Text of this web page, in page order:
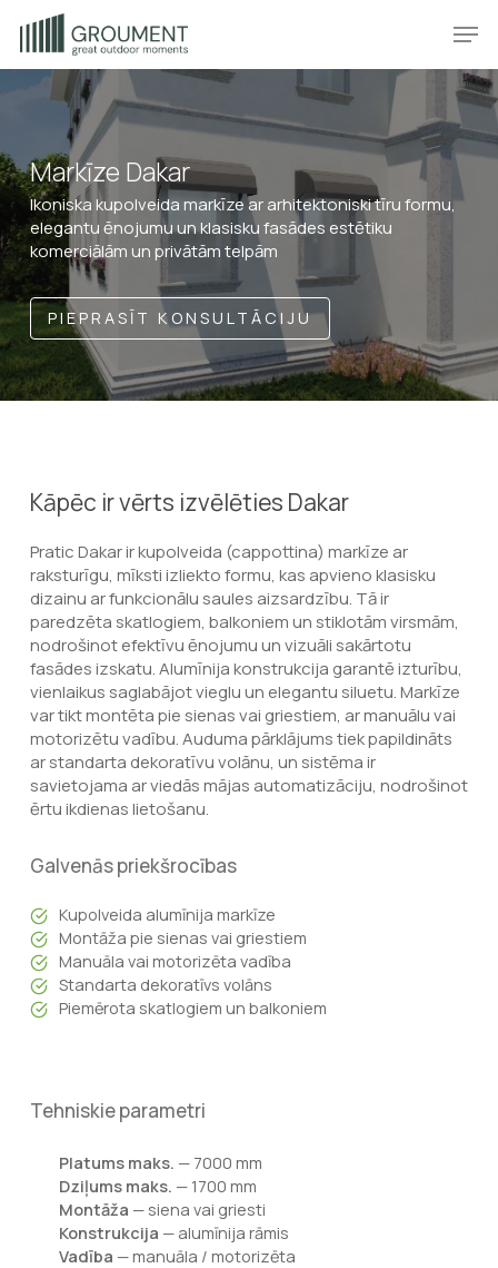
main
content
Markīze Dakar
Ikoniska kupolveida markīze ar arhitektoniski tīru formu,
elegantu ēnojumu un klasisku fasādes estētiku
komerciālām un privātām telpām
PIEPRASĪT KONSULTĀCIJU
Kāpēc ir vērts izvēlēties Dakar
Pratic Dakar ir kupolveida (cappottina) markīze ar
raksturīgu, mīksti izliekto formu, kas apvieno klasisku
dizainu ar funkcionālu saules aizsardzību. Tā ir
paredzēta skatlogiem, balkoniem un stiklotām virsmām,
nodrošinot efektīvu ēnojumu un vizuāli sakārtotu
fasādes izskatu. Alumīnija konstrukcija garantē izturību,
vienlaikus saglabājot vieglu un elegantu siluetu. Markīze
var tikt montēta pie sienas vai griestiem, ar manuālu vai
motorizētu vadību. Auduma pārklājums tiek papildināts
ar standarta dekoratīvu volānu, un sistēma ir
savietojama ar viedās mājas automatizāciju, nodrošinot
ērtu ikdienas lietošanu.
Galvenās priekšrocības
Kupolveida alumīnija markīze
Montāža pie sienas vai griestiem
Manuāla vai motorizēta vadība
Standarta dekoratīvs volāns
Piemērota skatlogiem un balkoniem
Tehniskie parametri
Platums maks. — 7000 mm
Dziļums maks. — 1700 mm
Montāža — siena vai griesti
Konstrukcija — alumīnija rāmis
Vadība — manuāla / motorizēta